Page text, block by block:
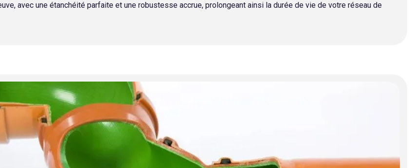
avec une étanchéité parfaite et une robustesse accrue, prolongeant ainsi la durée de vie de votre réseau de